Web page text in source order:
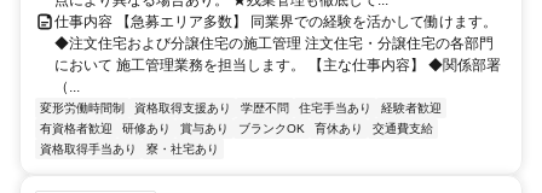
仕事内容 【急募エリア多数】 同業界での経験を活かして働けます。
◆注文住宅および分譲住宅の施工管理 注文住宅・分譲住宅の各部門
において 施工管理業務を担当します。 【主な仕事内容】 ◆関係部署
（...
変形労働時間制 資格取得支援あり 学歴不問 住宅手当あり
経験者歓迎
有資格者歓迎
研修あり 賞与あり ブランクOK 育休あり
交通費支給
資格取得手当あり
寮・社宅あり